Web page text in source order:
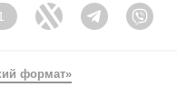
Twitter TelegramViber
формат»